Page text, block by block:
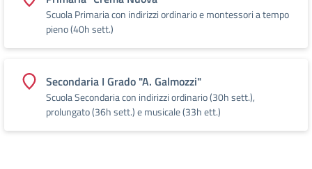
Scuola Primaria con indirizzi ordinario e montessori a tempo
pieno (40h sett.)
Secondaria I Grado "A. Galmozzi"
Scuola Secondaria con indirizzi ordinario (30h sett.),
prolungato (36h sett.) e musicale (33h ett.)